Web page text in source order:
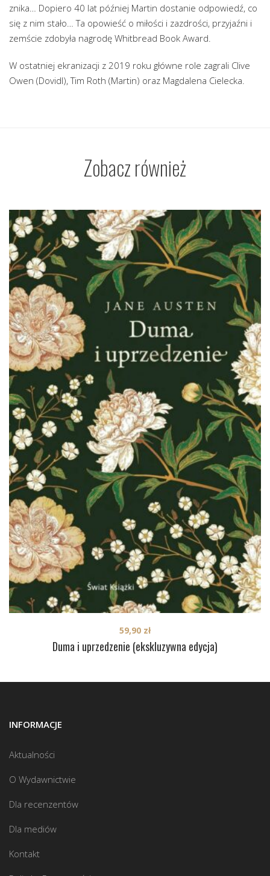
znika… Dopiero 40 lat później Martin dostanie odpowiedź, co
się z nim stało… Ta opowieść o miłości i zazdrości, przyjaźni i
zemście zdobyła nagrodę Whitbread Book Award.
W ostatniej ekranizacji z 2019 roku główne role zagrali Clive
Owen (Dovidl), Tim Roth (Martin) oraz Magdalena Cielecka.
Zobacz również
Duma i uprzedzenie (ekskluzywna edycja)
59,90 zł
INFORMACJE
Aktualności
O Wydawnictwie
Dla recenzentów
Dla mediów
Kontakt